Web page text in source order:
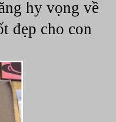
hy vọng về
đẹp cho con